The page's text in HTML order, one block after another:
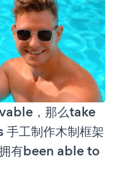
，那么take
工制作木制框架
有been able to